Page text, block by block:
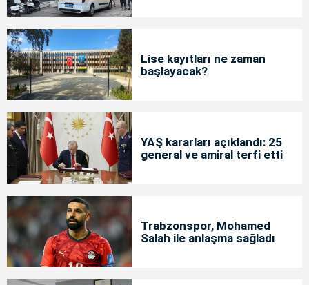
Lise kayıtları ne zaman
başlayacak?
YAŞ kararları açıklandı: 25
general ve amiral terfi etti
Trabzonspor, Mohamed
Salah ile anlaşma sağladı